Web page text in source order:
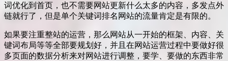
词优化到首页，也不需要网站更新什么太多的内容，多发点外
链就行了，但是单个关键词排名网站的流量肯定是有限的。
如果要注重整站的运营，那么网站从一开始的框架、内容、关
键词布局等等全部要规划好，并且在网站运营过程中要做好很
多页面的数据分析来对网站进行调整，要学、要做的东西非常